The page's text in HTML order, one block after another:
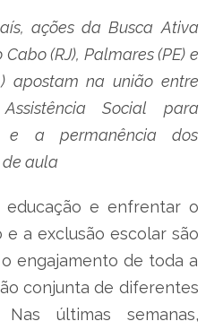
ações da Busca Ativa
(RJ), Palmares (PE) e
apostam na união entre
Social para
e a permanência dos
aula
e enfrentar o
e a exclusão escolar são
engajamento de toda a
conjunta de diferentes
últimas semanas,